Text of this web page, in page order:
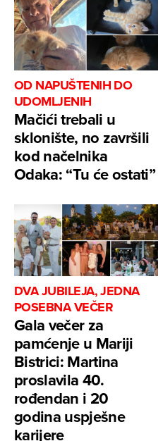
OD NAPUŠTENIH DO
UDOMLJENIH
Mačići trebali u
sklonište, no završili
kod načelnika
Odaka: “Tu će ostati”
DVA JUBILEJA, JEDNA
POSEBNA VEČER
Gala večer za
pamćenje u Mariji
Bistrici: Martina
proslavila 40.
rođendan i 20
godina uspješne
karijere